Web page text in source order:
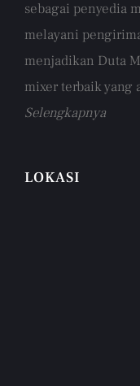
sebagai penyedia
melayani
menjadikan Duta
mixer terbaik yang
Selengkapnya
LOKASI